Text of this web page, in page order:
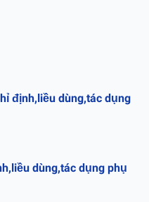
định,liều dùng,tác dụng
dùng,tác dụng phụ